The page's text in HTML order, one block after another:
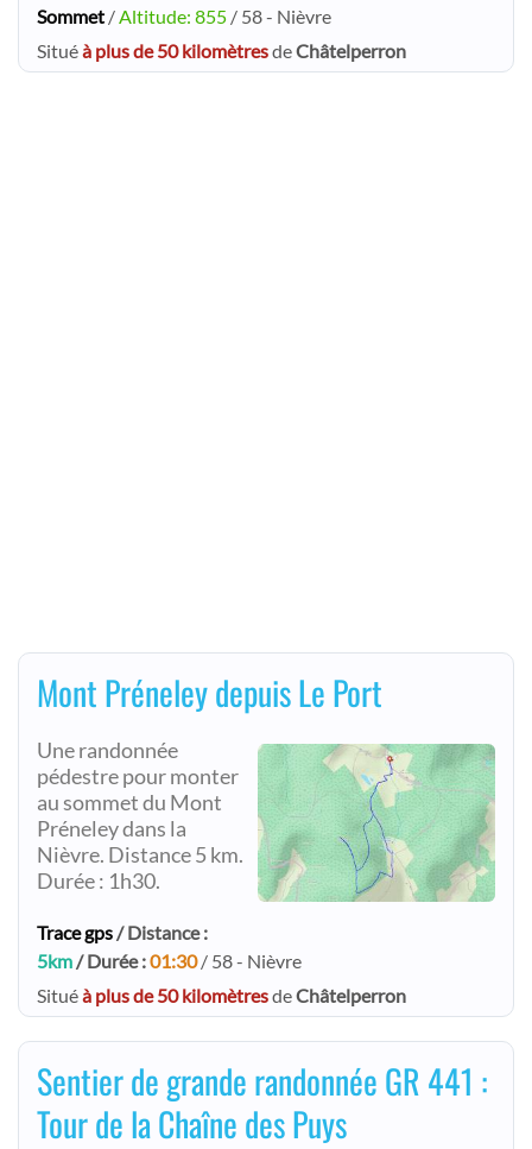
Sommet /Altitude: 855 / 58 - Nièvre
Situéà plus de 50 kilomètresdeChâtelperron
Mont Préneley depuis Le Port
Une randonnée
pédestre pour monter
au sommet du Mont
Préneley dans la
Nièvre. Distance 5 km.
Durée : 1h30.
Trace gps/ Distance :
5km/ Durée :01:30/ 58 - Nièvre
Situéà plus de 50 kilomètresdeChâtelperron
Sentier de grande randonnée GR 441 :
Tour de la Chaîne des Puys